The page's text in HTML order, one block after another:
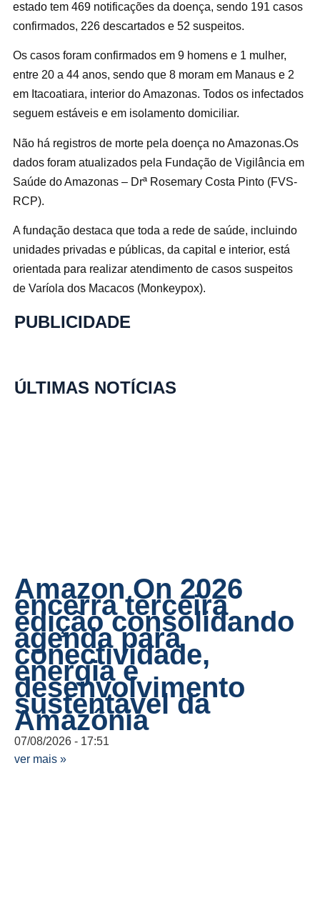
estado tem 469 notificações da doença, sendo 191 casos
confirmados, 226 descartados e 52 suspeitos.
Os casos foram confirmados em 9 homens e 1 mulher,
entre 20 a 44 anos, sendo que 8 moram em Manaus e 2
em Itacoatiara, interior do Amazonas. Todos os infectados
seguem estáveis e em isolamento domiciliar.
Não há registros de morte pela doença no Amazonas.Os
dados foram atualizados pela Fundação de Vigilância em
Saúde do Amazonas – Drª Rosemary Costa Pinto (FVS-
RCP).
A fundação destaca que toda a rede de saúde, incluindo
unidades privadas e públicas, da capital e interior, está
orientada para realizar atendimento de casos suspeitos
de Varíola dos Macacos (Monkeypox).
PUBLICIDADE
ÚLTIMAS NOTÍCIAS
Amazon On 2026
encerra terceira
edição consolidando
agenda para
conectividade,
energia e
desenvolvimento
sustentável da
Amazônia
07/08/2026
17:51
ver mais »